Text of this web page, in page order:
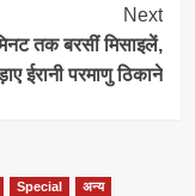
Next
तक बरसीं मिसाइलें,
ईरानी परमाणु ठिकाने
Special अन्य